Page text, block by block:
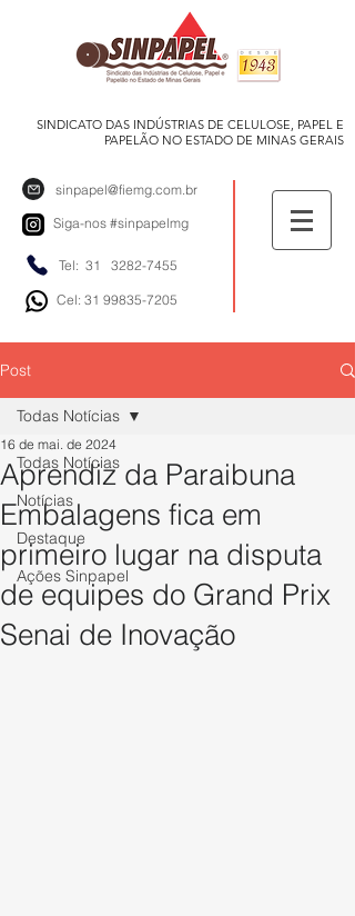
SINDICATO DAS INDÚSTRIAS DE CELULOSE, PAPEL E
PAPELÃO NO ESTADO DE MINAS GERAIS
sinpapel@fiemg.com.br
Siga-nos #sinpapelmg
Tel: 31 3282-7455
Cel: 31 99835-7205
Post
Todas Notícias
Notícias
Destaque
Ações Sinpapel
Todas Notícias
Aprendiz da Paraibuna
Embalagens fica em
primeiro lugar na disputa
de equipes do Grand Prix
Senai de Inovação
16 de mai. de 2024